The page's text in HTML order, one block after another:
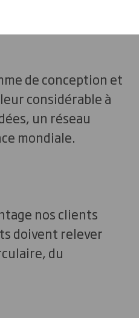
de conception et
considérable à
un réseau
mondiale.
nos clients
doivent relever
du